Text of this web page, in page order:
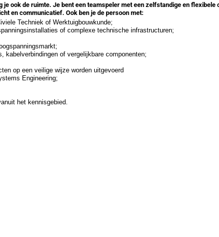
ook de ruimte. Je bent een teamspeler met een zelfstandige en flexibele
en communicatief. Ook ben je de persoon met:
Techniek of Werktuigbouwkunde;
of complexe technische infrastructuren;
kabelverbindingen of vergelijkbare componenten;
op een veilige wijze worden uitgevoerd
Engineering;
het kennisgebied.